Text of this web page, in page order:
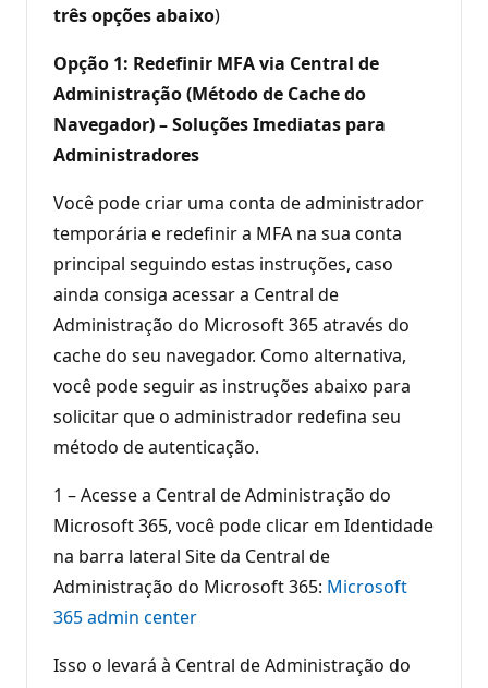
três opções abaixo)
Opção 1: Redefinir MFA via Central de
Administração (Método de Cache do
Navegador) – Soluções Imediatas para
Administradores
Você pode criar uma conta de administrador
temporária e redefinir a MFA na sua conta
principal seguindo estas instruções, caso
ainda consiga acessar a Central de
Administração do Microsoft 365 através do
cache do seu navegador. Como alternativa,
você pode seguir as instruções abaixo para
solicitar que o administrador redefina seu
método de autenticação.
1 – Acesse a Central de Administração do
Microsoft 365, você pode clicar em Identidade
na barra lateral Site da Central de
Administração do Microsoft 365: Microsoft
365 admin center
Isso o levará à Central de Administração do